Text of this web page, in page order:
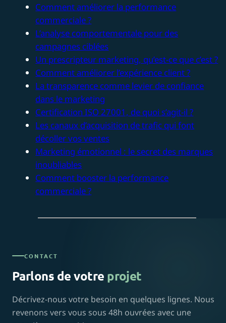
Comment améliorer la performance
commerciale ?
L’analyse comportementale pour des
campagnes ciblées
Un prescripteur marketing, qu’est-ce que c’est ?
Comment améliorer l’expérience client ?
La transparence comme levier de confiance
dans le marketing
Certification ISO 27001, de quoi s’agit-il ?
Les canaux d’acquisition de trafic qui font
décoller vos ventes
Marketing émotionnel : le secret des marques
inoubliables
Comment booster la performance
commerciale ?
CONTACT
Parlons de votre projet
Décrivez-nous votre besoin en quelques lignes. Nous
revenons vers vous sous 48h ouvrées avec une